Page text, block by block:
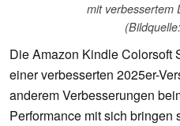
mit verbessertem
Die Amazon Kindle Colorsoft
einer verbesserten 2025er-
anderem Verbesserungen
Performance mit sich bringen